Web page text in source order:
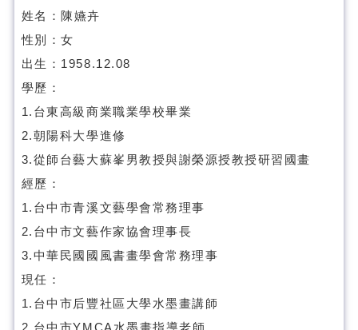
姓名：陳嬿卉
性別：女
出生：1958.12.08
學歷：
1.台東高級商業職業學校畢業
2.朝陽科大學進修
3.從師台藝大蘇峯男教授與謝榮源授教授研習國畫
經歷：
1.台中市青溪文藝學會常務理事
2.台中市文藝作家協會理事長
3.中華民國國風書畫學會常務理事
現任：
1.台中市后豐社區大學水墨畫講師